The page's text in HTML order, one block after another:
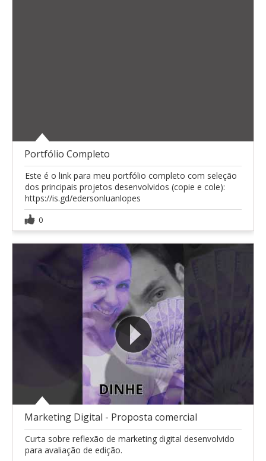
Portfólio Completo
Este é o link para meu portfólio completo com seleção
dos principais projetos desenvolvidos (copie e cole):
https://is.gd/edersonluanlopes
0
Marketing Digital - Proposta comercial
Curta sobre reflexão de marketing digital desenvolvido
para avaliação de edição.